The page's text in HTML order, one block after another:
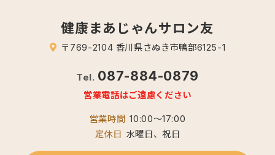
健康まあじゃんサロン友
〒769-2104 香川県さぬき市鴨部6125-1
Tel. 087-884-0879
営業電話はご遠慮ください
営業時間 10:00～17:00
定休日 水曜日、祝日